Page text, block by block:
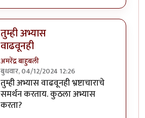
तुम्ही अभ्यास
वाढवूनही
अमरेंद्र बाहुबली
बुधवार, 04/12/2024 12:26
In reply toउगाच कळफलक बडवून
तुम्ही अभ्यास वाढवूनही भ्रष्टाचाराचे
समर्थन करताय. कुठला अभ्यास
करता?